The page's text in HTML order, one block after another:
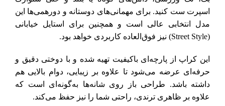
اسپرت ست کنید. برای مهمانی‌های دوستانه و دورهمی‌ها این
مدل انتخابی عالی است و همچنین برای استایل خیابانی
(Street Style) نیز فوق‌العاده کاربردی خواهد بود.
این کراپ از پارچه‌ای باکیفیت تهیه شده و با دوختی دقیق و
حرفه‌ای عرضه می‌شود تا علاوه بر زیبایی، دوام بالایی هم
داشته باشد. طراحی باز روی شانه‌ها به‌گونه‌ای است که
علاوه بر ظاهری ترندی، راحتی شما را نیز حفظ می‌کند.